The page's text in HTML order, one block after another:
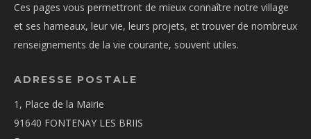
Ces pages vous permettront de mieux connaître notre village
et ses hameaux, leur vie, leurs projets, et trouver de nombreux
renseignements de la vie courante, souvent utiles.
ADRESSE POSTALE
1, Place de la Mairie
91640 FONTENAY LES BRIIS